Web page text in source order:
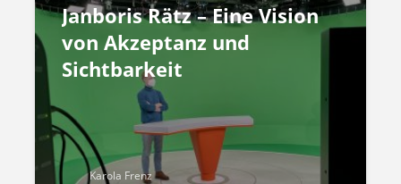
Janboris Rätz – Eine Vision
von Akzeptanz und
Sichtbarkeit
Karola Frenz